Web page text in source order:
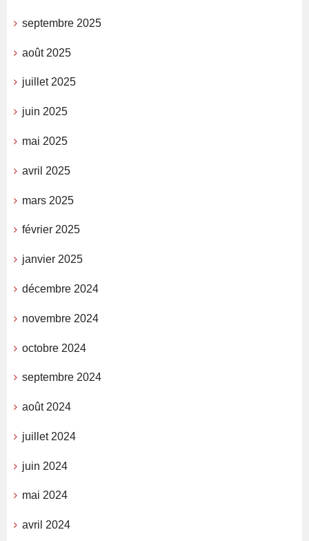
septembre 2025
août 2025
juillet 2025
juin 2025
mai 2025
avril 2025
mars 2025
février 2025
janvier 2025
décembre 2024
novembre 2024
octobre 2024
septembre 2024
août 2024
juillet 2024
juin 2024
mai 2024
avril 2024